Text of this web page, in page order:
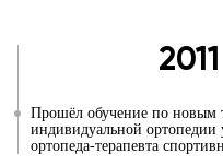
2011
Прошёл обучение по новым
индивидуальной ортопедии
ортопеда-терапевта